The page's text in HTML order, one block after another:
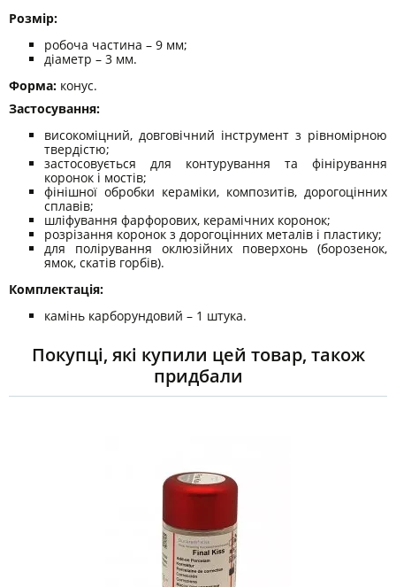
Розмір:
робоча частина – 9 мм;
діаметр – 3 мм.
Форма: конус.
Застосування:
високоміцний, довговічний інструмент з рівномірною
твердістю;
застосовується для контурування та фінірування
коронок і мостів;
фінішної обробки кераміки, композитів, дорогоцінних
сплавів;
шліфування фарфорових, керамічних коронок;
розрізання коронок з дорогоцінних металів і пластику;
для полірування оклюзійних поверхонь (борозенок,
ямок, скатів горбів).
Комплектація:
камінь карборундовий – 1 штука.
Покупці, які купили цей товар, також
придбали